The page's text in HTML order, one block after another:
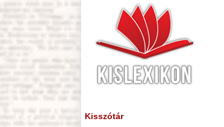
Kisszótár